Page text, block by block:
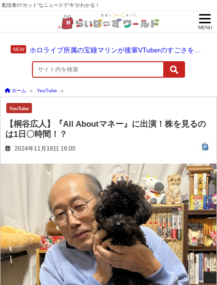
配信者の“ホット”なニュースで“今”がわかる！
MENU
ホーム YouTube
YouTube
【桐谷広人】『All Aboutマネー』に出演！株を見るの
は1日〇時間！？
2024年11月18日 16:00